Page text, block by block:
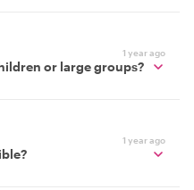
1 year ago
or large groups?
1 year ago